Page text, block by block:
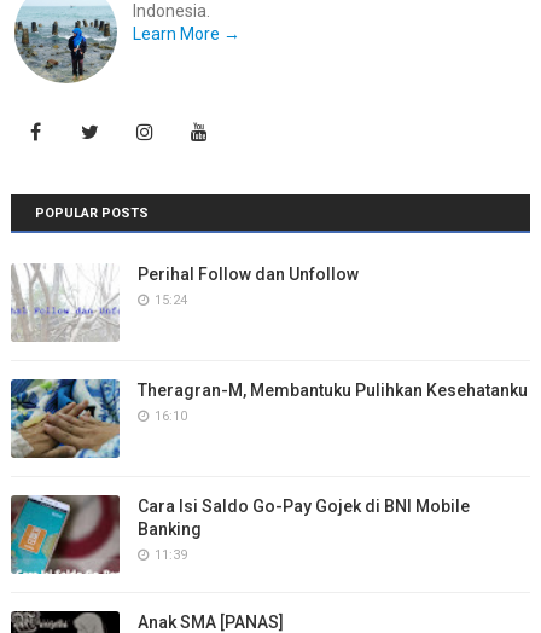
Indonesia.
Learn More →
POPULAR POSTS
Perihal Follow dan Unfollow
15:24
Theragran-M, Membantuku Pulihkan Kesehatanku
16:10
Cara Isi Saldo Go-Pay Gojek di BNI Mobile
Banking
11:39
Anak SMA [PANAS]